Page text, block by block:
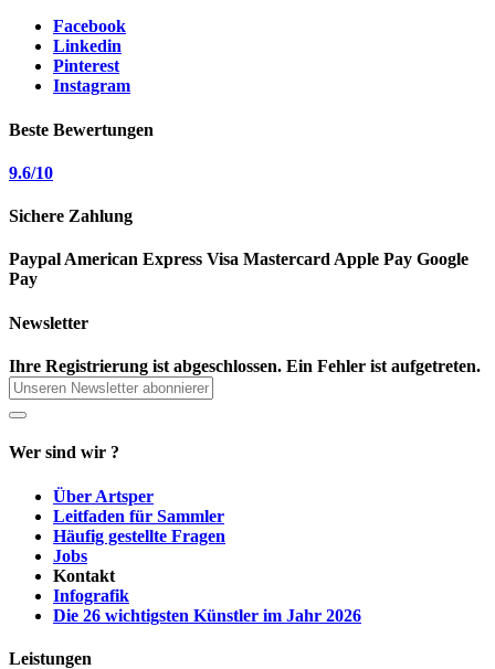
Facebook
Linkedin
Pinterest
Instagram
Beste Bewertungen
9.6/10
Sichere Zahlung
PaypalAmerican Express Visa MastercardApple Pay Google
Pay
Newsletter
Ihre Registrierung ist abgeschlossen. Ein Fehler ist aufgetreten.
Wer sind wir ?
Über Artsper
Leitfaden für Sammler
Häufig gestellte Fragen
Jobs
Kontakt
Infografik
Die 26 wichtigsten Künstler im Jahr 2026
Leistungen